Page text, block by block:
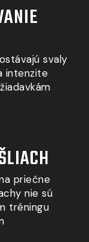
svaly
intenzite
priečne
nie sú
tréningu